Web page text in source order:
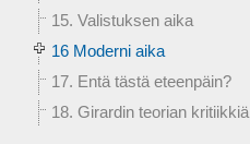
15. Valistuksen aika
16 Moderni aika
17. Entä tästä eteenpäin?
18. Girardin teorian kritiikkiä